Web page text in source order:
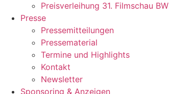
Preisverleihung 31. Filmschau BW
Presse
Pressemitteilungen
Pressematerial
Termine und Highlights
Kontakt
Newsletter
Sponsoring & Anzeigen